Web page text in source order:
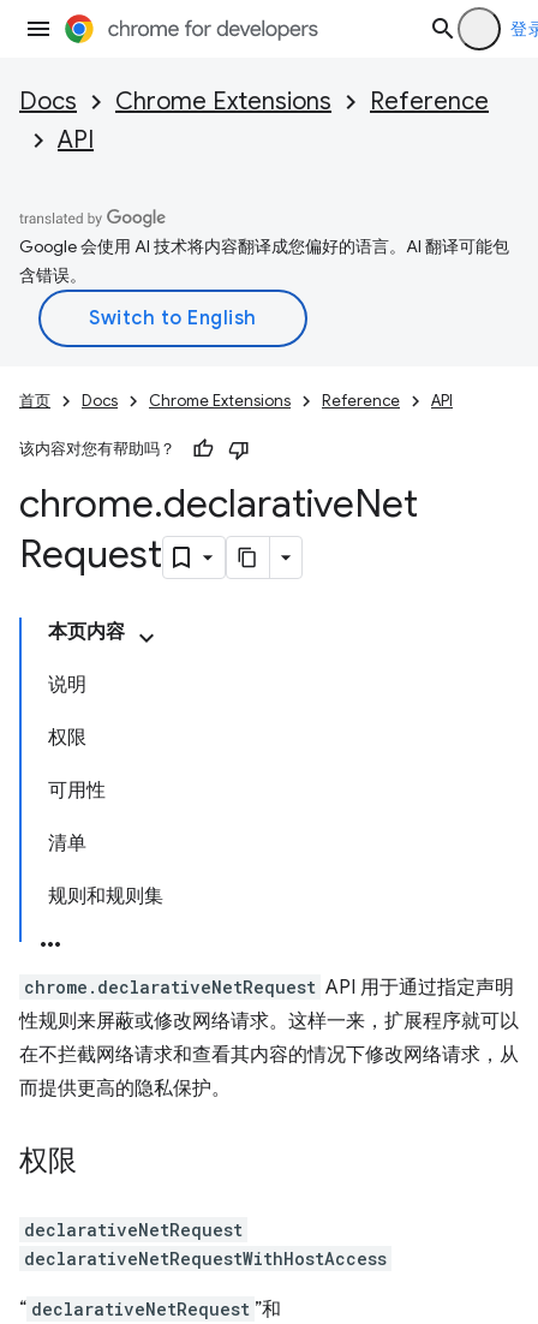
登
Docs Chrome Extensions
Reference
API
Google 会使用 AI 技术将内容翻译成您偏好的语言。AI 翻译可能包
含错误。
首页 Docs Chrome Extensions Reference API
该内容对您有帮助吗？
chrome.declarativeNet
Request
本页内容
说明
权限
可用性
清单
规则和规则集
chrome.declarativeNetRequest API 用于通过指定声明
性规则来屏蔽或修改网络请求。这样一来，扩展程序就可以
在不拦截网络请求和查看其内容的情况下修改网络请求，从
而提供更高的隐私保护。
权限
declarativeNetRequest
declarativeNetRequestWithHostAccess
“ declarativeNetRequest ”和